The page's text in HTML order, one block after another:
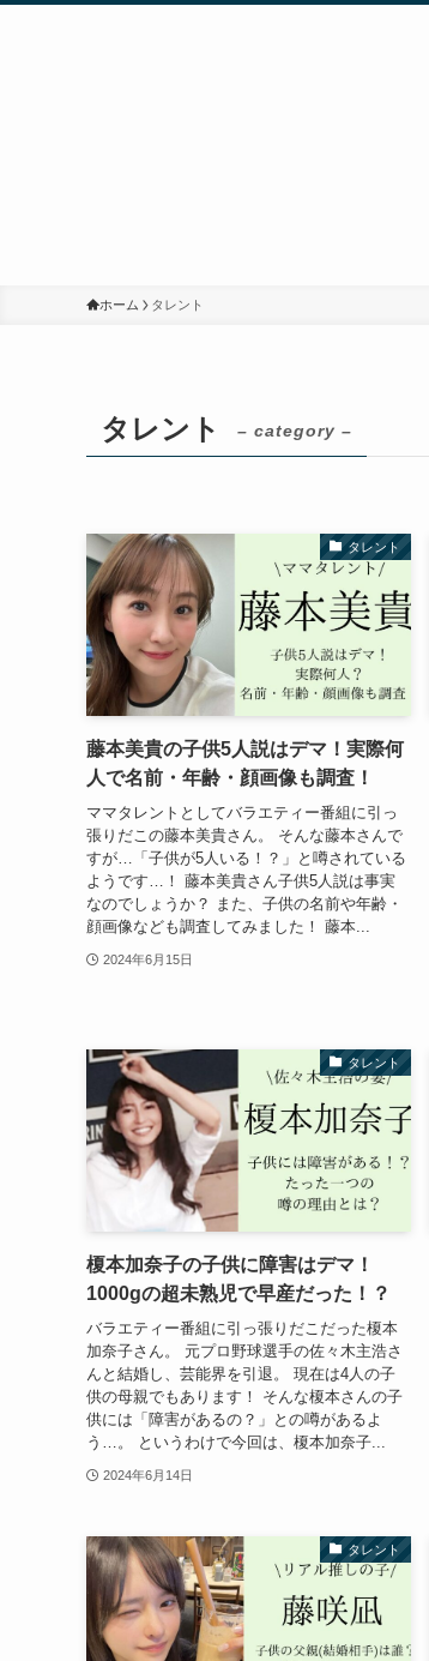
ホーム タレント
タレント – category –
タレント
藤本美貴の子供5人説はデマ！実際何
人で名前・年齢・顔画像も調査！
ママタレントとしてバラエティー番組に引っ
張りだこの藤本美貴さん。 そんな藤本さんで
すが…「子供が5人いる！？」と噂されている
ようです…！ 藤本美貴さん子供5人説は事実
なのでしょうか？ また、子供の名前や年齢・
顔画像なども調査してみました！ 藤本...
2024年6月15日
タレント
榎本加奈子の子供に障害はデマ！
1000gの超未熟児で早産だった！？
バラエティー番組に引っ張りだこだった榎本
加奈子さん。 元プロ野球選手の佐々木主浩さ
んと結婚し、芸能界を引退。 現在は4人の子
供の母親でもあります！ そんな榎本さんの子
供には「障害があるの？」との噂があるよ
う…。 というわけで今回は、榎本加奈子...
2024年6月14日
タレント